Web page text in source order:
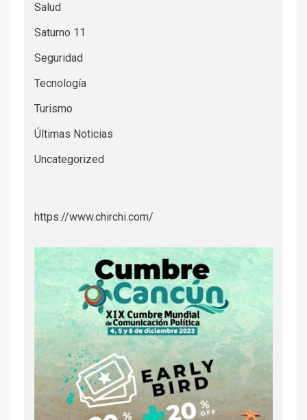
Salud
Saturno 11
Seguridad
Tecnología
Turismo
Últimas Noticias
Uncategorized
https://www.chirchi.com/